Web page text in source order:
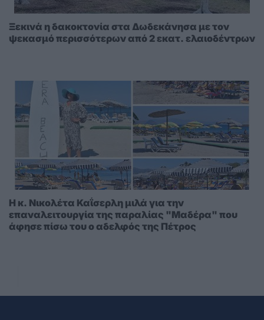
Ξεκινά η δακοκτονία στα Δωδεκάνησα με τον
ψεκασμό περισσότερων από 2 εκατ. ελαιοδέντρων
Η κ. Νικολέτα Καΐσερλη μιλά για την
επαναλειτουργία της παραλίας "Μαδέρα" που
άφησε πίσω του ο αδελφός της Πέτρος